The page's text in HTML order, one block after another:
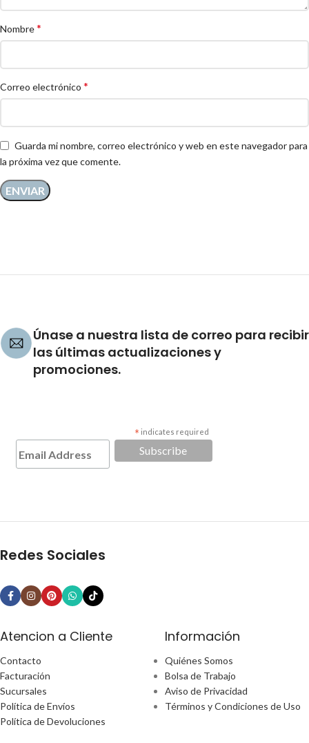
Nombre*
Correo electrónico *
Guarda mi nombre, correo electrónico y web en este navegador para
la próxima vez que comente.
Únase a nuestra lista de correo para recibir
las últimas actualizaciones y
promociones.
* indicates required
Redes Sociales
Atencion a Cliente
Contacto
Facturación
Sucursales
Política de Envíos
Política de Devoluciones
Información
Quiénes Somos
Bolsa de Trabajo
Aviso de Privacidad
Términos y Condiciones de Uso